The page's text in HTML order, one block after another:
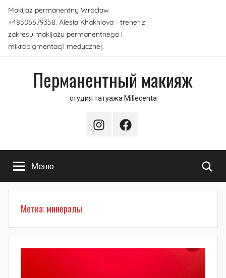
Перейти
содержимому
Makijaż permanentny Wrocław
+48506679358. Alesia Khakhlova - trener z
zakresu makijażu permanentnego i
mikropigmentacji medycznej.
Перманентный макияж
студия татуажа Millecenta
InstagramFacebook
Меню
Метка:минералы